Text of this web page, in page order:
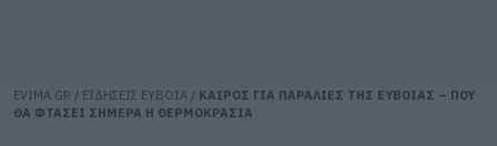
EVIMA.GR / ΕΙΔΗΣΕΙΣ ΕΥΒΟΙΑ / ΚΑΙΡΟΣ ΓΙΑ ΠΑΡΑΛΙΕΣ ΤΗΣ ΕΥΒΟΙΑΣ – ΠΟΥ
ΘΑ ΦΤΑΣΕΙ ΣΗΜΕΡΑ Η ΘΕΡΜΟΚΡΑΣΙΑ